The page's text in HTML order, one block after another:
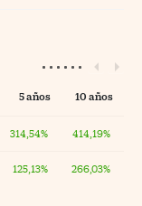
5 años 10 años
314,54% 414,19%
125,13% 266,03%